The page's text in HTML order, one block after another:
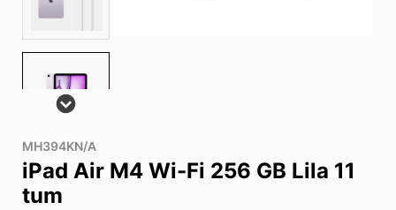
MH394KN/A
iPad Air M4 Wi-Fi 256 GB Lila 11
tum